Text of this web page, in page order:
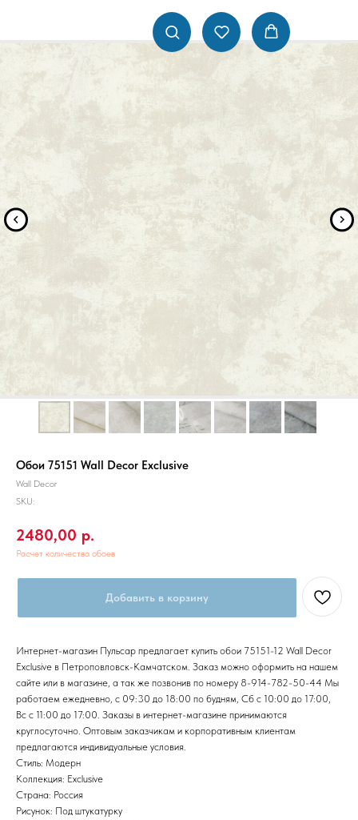
Обои 75151 Wall Decor Exclusive
Wall Decor
SKU:
2480,00 р.
Расчет количества обоев
Добавить в корзину
Интернет-магазин Пульсар предлагает купить обои 75151-12 Wall Decor
Exclusive в Петроповловск-Камчатском. Заказ можно оформить на нашем
сайте или в магазине, а так же позвонив по номеру 8-914-782-50-44 Мы
работаем ежедневно, с 09:30 до 18:00 по будням, Сб с 10:00 до 17:00,
Вс с 11:00 до 17:00. Заказы в интернет-магазине принимаются
круглосуточно. Оптовым заказчикам и корпоративным клиентам
предлагаются индивидуальные условия.
Стиль: Модерн
Коллекция: Exclusive
Страна: Россия
Рисунок: Под штукатурку